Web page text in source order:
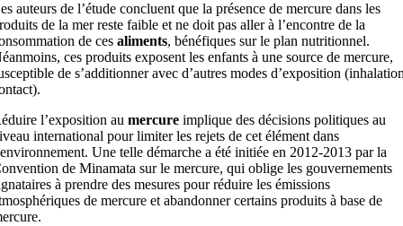
auteurs de l’étude concluent que la présence de mercure dans les
de la mer reste faible et ne doit pas aller à l’encontre de la
de ces aliments, bénéfiques sur le plan nutritionnel.
ces produits exposent les enfants à une source de mercure,
de s’additionner avec d’autres modes d’exposition
l’exposition au mercureimplique des décisions politiques au
international pour limiter les rejets de cet élément dans
Une telle démarche a été initiée en 2012-2013 par la
de Minamata sur le mercure, qui oblige les gouvernements
à prendre des mesures pour réduire les émissions
de mercure et abandonner certains produits à base de